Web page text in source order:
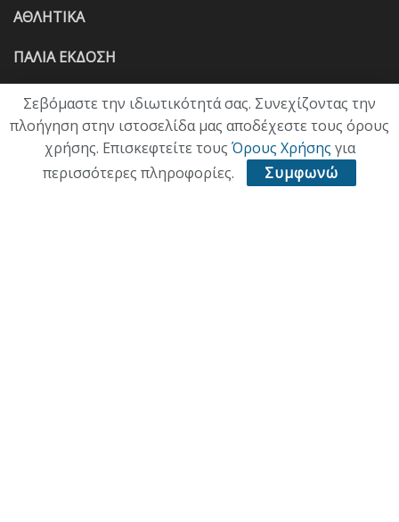
ΑΘΛΗΤΙΚΑ
ΠΑΛΙΑ ΕΚΔΟΣΗ
Σεβόμαστε την ιδιωτικότητά σας. Συνεχίζοντας την
πλοήγηση στην ιστοσελίδα μας αποδέχεστε τους όρους
χρήσης. Επισκεφτείτε τους Όρους Χρήσης για
περισσότερες πληροφορίες.
Συμφωνώ